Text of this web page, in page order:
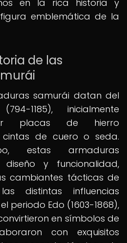
en la rica historia y
emblemática de la
de las
samurái datan del
1185), inicialmente
placas de hierro
de cuero o seda.
estas armaduras
diseño y funcionalidad,
cambiantes tácticas de
distintas influencias
periodo Edo (1603-1868),
en símbolos de
con exquisitos